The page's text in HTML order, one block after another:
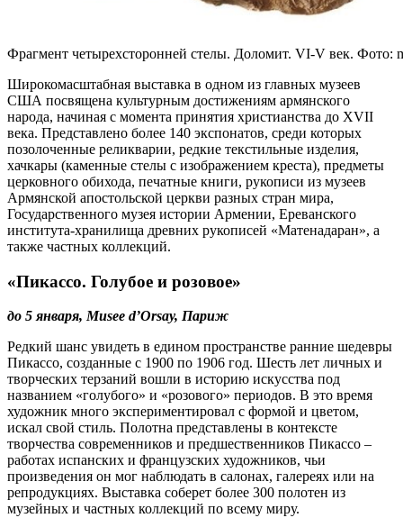
Фрагмент четырехсторонней стелы. Доломит. VI-V век. Фото:
Широкомасштабная выставка в одном из главных музеев
США посвящена культурным достижениям армянского
народа, начиная с момента принятия христианства до XVII
века. Представлено более 140 экспонатов, среди которых
позолоченные реликварии, редкие текстильные изделия,
хачкары (каменные стелы с изображением креста), предметы
церковного обихода, печатные книги, рукописи из музеев
Армянской апостольской церкви разных стран мира,
Государственного музея истории Армении, Ереванского
института-хранилища древних рукописей «Матенадаран», а
также частных коллекций.
«Пикассо. Голубое и розовое»
до 5 января, Musee d’Orsay, Париж
Редкий шанс увидеть в едином пространстве ранние шедевры
Пикассо, созданные с 1900 по 1906 год. Шесть лет личных и
творческих терзаний вошли в историю искусства под
названием «голубого» и «розового» периодов. В это время
художник много экспериментировал с формой и цветом,
искал свой стиль. Полотна представлены в контексте
творчества современников и предшественников Пикассо –
работах испанских и французских художников, чьи
произведения он мог наблюдать в салонах, галереях или на
репродукциях. Выставка соберет более 300 полотен из
музейных и частных коллекций по всему миру.